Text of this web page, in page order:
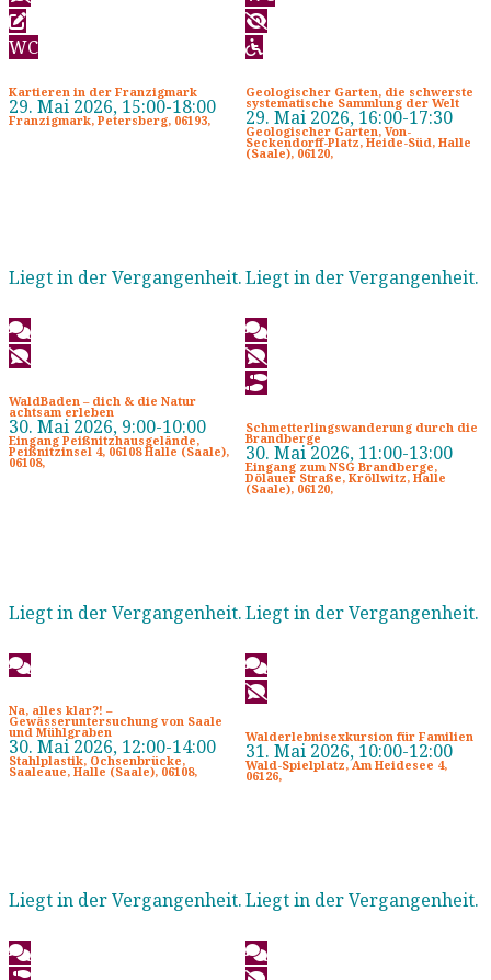
WC
Kartieren in der Franzigmark
29. Mai 2026, 15:00-18:00
Franzigmark, Petersberg, 06193,
Geologischer Garten, die schwerste
systematische Sammlung der Welt
29. Mai 2026, 16:00-17:30
Geologischer Garten, Von-
Seckendorff-Platz, Heide-Süd, Halle
(Saale), 06120,
Liegt in der Vergangenheit.
WaldBaden – dich & die Natur
achtsam erleben
30. Mai 2026, 9:00-10:00
Eingang Peißnitzhausgelände,
Peißnitzinsel 4, 06108 Halle (Saale),
06108,
Liegt in der Vergangenheit.
Schmetterlingswanderung durch die
Brandberge
30. Mai 2026, 11:00-13:00
Eingang zum NSG Brandberge,
Dölauer Straße, Kröllwitz, Halle
(Saale), 06120,
Liegt in der Vergangenheit.
Na, alles klar?! –
Gewässeruntersuchung von Saale
und Mühlgraben
30. Mai 2026, 12:00-14:00
Stahlplastik, Ochsenbrücke,
Saaleaue, Halle (Saale), 06108,
Liegt in der Vergangenheit.
Walderlebnisexkursion für Familien
31. Mai 2026, 10:00-12:00
Wald-Spielplatz, Am Heidesee 4,
06126,
Liegt in der Vergangenheit.Liegt in der Vergangenheit.